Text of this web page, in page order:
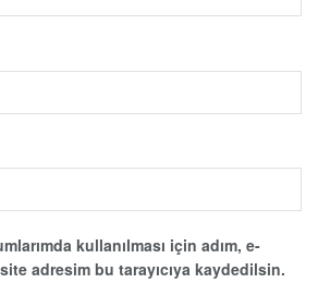
kullanılması için adım, e-
adresim bu tarayıcıya kaydedilsin.